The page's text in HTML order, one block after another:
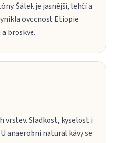
Šálek je jasnější, lehčí a
ovocnost Etiopie
broskve.
vrstev. Sladkost, kyselost i
anaerobní natural kávy se